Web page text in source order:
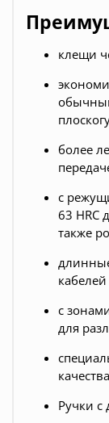
клещи
более
с
63 HRC
также
кабелей
с
для
Ручки